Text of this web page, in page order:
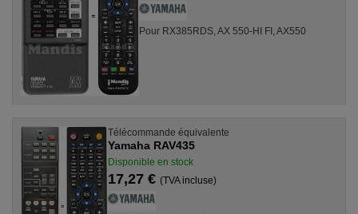
Pour RX385RDS, AX 550-HI FI, AX550
Télécommande équivalente
Yamaha RAV435
Disponible en stock
17,27 € (TVA incluse)